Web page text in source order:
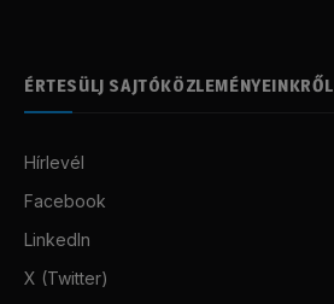
ÉRTESÜLJ SAJTÓKÖZLEMÉNYEINKRŐL
Hírlevél
Facebook
LinkedIn
X (Twitter)